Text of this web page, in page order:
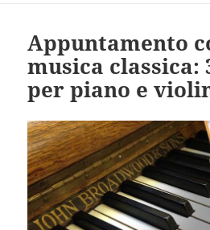
Appuntamento
musica classica:
per piano e